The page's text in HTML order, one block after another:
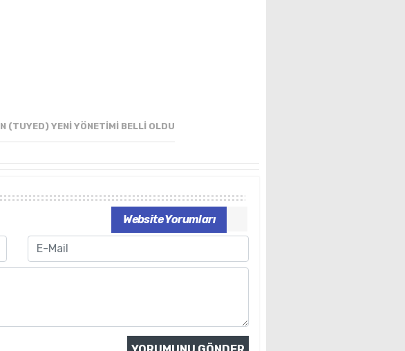
(TUYED) YENI YÖNETIMI BELLI OLDU
Website Yorumları
Email